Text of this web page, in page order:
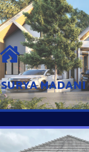
SURYA MADANI
SURYA
Desain Modern
Sehingga
Ponsel